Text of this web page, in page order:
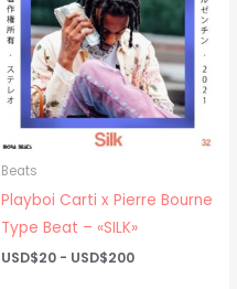
Beats
Playboi Carti x Pierre Bourne
Type Beat – «SILK»
USD$20 - USD$200Rango